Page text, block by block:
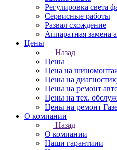
Регулировка света
Сервисные работы
Развал схождение
Аппаратная замена
Цены
Назад
Цены
Цена на
Цены на
Цены на ремонт
Цены на тех.
Цены на ремонт
О компании
Назад
О компании
Наши гарантиии